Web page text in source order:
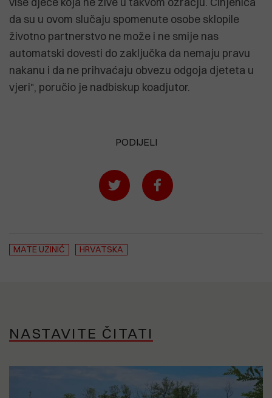
da su u ovom slučaju spomenute osobe sklopile
životno partnerstvo ne može i ne smije nas
automatski dovesti do zaključka da nemaju pravu
nakanu i da ne prihvaćaju obvezu odgoja djeteta u
vjeri", poručio je nadbiskup koadjutor.
PODIJELI
MATE UZINIĆ HRVATSKA
NASTAVITE ČITATI